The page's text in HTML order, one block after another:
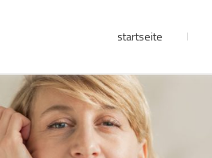
startseite